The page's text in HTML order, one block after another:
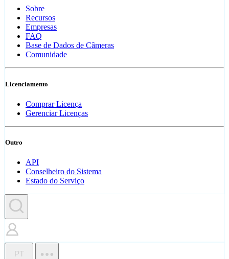
Sobre
Recursos
Empresas
FAQ
Base de Dados de Câmeras
Comunidade
Licenciamento
Comprar Licença
Gerenciar Licenças
Outro
API
Conselheiro do Sistema
Estado do Serviço
PT